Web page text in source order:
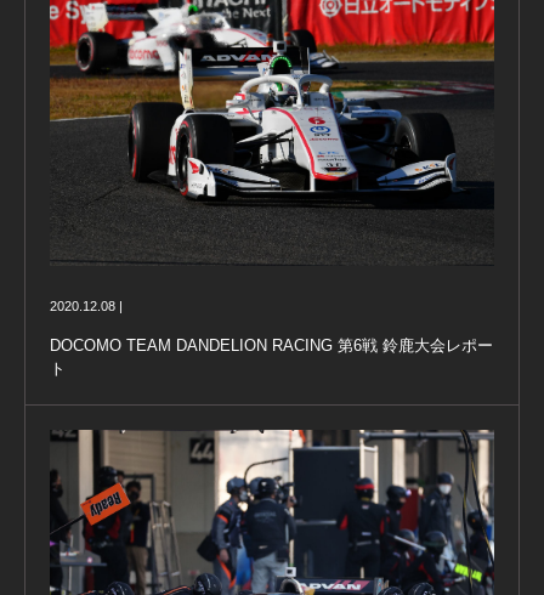
2020.12.08 |
DOCOMO TEAM DANDELION RACING 第6戦 鈴鹿大会レポー
ト